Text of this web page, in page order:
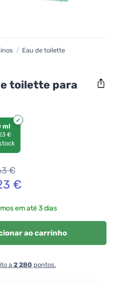
/ Eau de toilette
toilette para
ml
€
€
€
em até 3 dias
ao carrinho
a 2 280pontos.